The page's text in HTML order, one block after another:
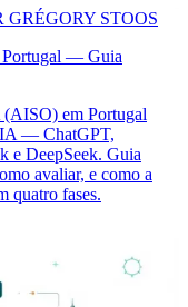
GRÉGORY STOOS
Portugal — Guia
(AISO) em Portugal
IA — ChatGPT,
e DeepSeek. Guia
avaliar, e como a
quatro fases.